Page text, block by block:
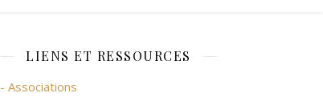
LIENS ET RESSOURCES
- Associations